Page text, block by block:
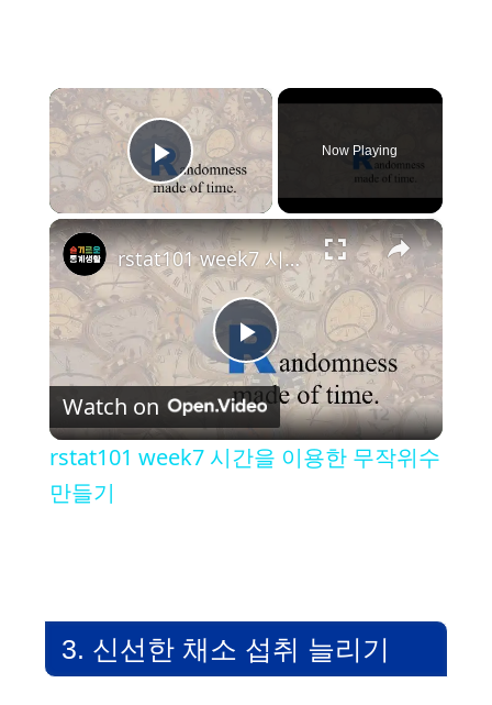
×
Play Video
Now Playing
×
P
l
V
rstat101 week7 시간을 이용한 무작위수 만들기
Watch on
rstat101 week7 시간을 이용한 무작위수
만들기
3. 신선한 채소 섭취 늘리기